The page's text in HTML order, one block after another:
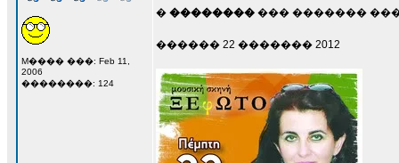
M���� ���: Feb 11,
2006
��������: 124
� �������� ��� �������
������ 22 ������� 2012